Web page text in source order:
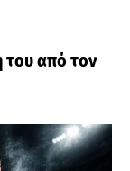
του από τον